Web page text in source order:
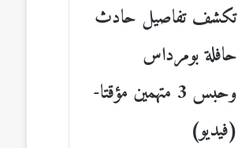
تكشف تفاصيل حادث
حافلة بومرداس
وحبس 3 متهمين مؤقتا-
(فيديو)